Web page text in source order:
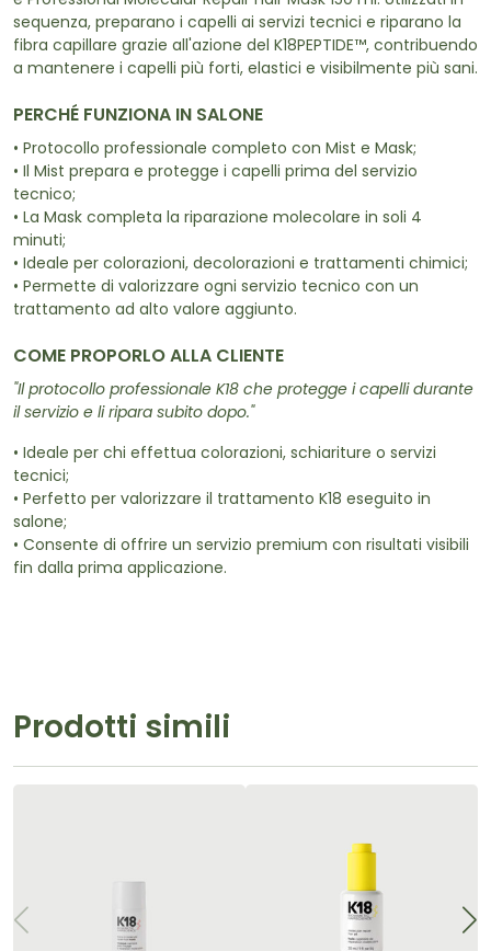
sequenza, preparano i capelli ai servizi tecnici e riparano la
fibra capillare grazie all'azione del K18PEPTIDE™, contribuendo
a mantenere i capelli più forti, elastici e visibilmente più sani.
PERCHÉ FUNZIONA IN SALONE
• Protocollo professionale completo con Mist e Mask;
• Il Mist prepara e protegge i capelli prima del servizio
tecnico;
• La Mask completa la riparazione molecolare in soli 4
minuti;
• Ideale per colorazioni, decolorazioni e trattamenti chimici;
• Permette di valorizzare ogni servizio tecnico con un
trattamento ad alto valore aggiunto.
COME PROPORLO ALLA CLIENTE
"Il protocollo professionale K18 che protegge i capelli durante
il servizio e li ripara subito dopo."
• Ideale per chi effettua colorazioni, schiariture o servizi
tecnici;
• Perfetto per valorizzare il trattamento K18 eseguito in
salone;
• Consente di offrire un servizio premium con risultati visibili
fin dalla prima applicazione.
Prodotti simili